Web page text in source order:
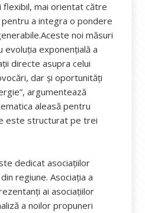
flexibil, mai orientat către
a integra o pondere
noi măsuri
evoluția exponențială a
directe asupra celui
dar și oportunități
argumentează
aleasă pentru
este structurat pe trei
dedicat asociațiilor
regiune. Asociația a
ai asociațiilor
a noilor propuneri